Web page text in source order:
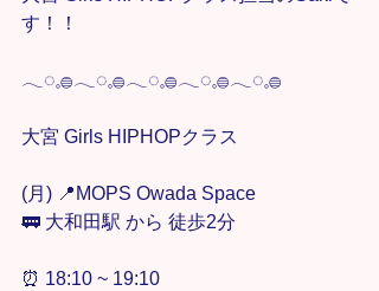
す！！
𓂃◌𓈒𓐍𓂃◌𓈒𓐍𓂃◌𓈒𓐍𓂃◌𓈒𓐍𓂃◌𓈒𓐍
大宮 Girls HIPHOPクラス
(月) 📍MOPS Owada Space
🚃 大和田駅 から 徒歩2分
⏰ 18:10 ~ 19:10